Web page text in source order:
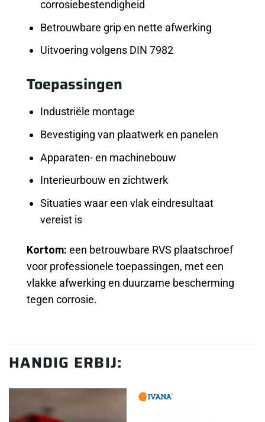
corrosiebestendigheid
Betrouwbare grip en nette afwerking
Uitvoering volgens DIN 7982
Toepassingen
Industriële montage
Bevestiging van plaatwerk en panelen
Apparaten- en machinebouw
Interieurbouw en zichtwerk
Situaties waar een vlak eindresultaat
vereist is
Kortom: een betrouwbare RVS plaatschroef
voor professionele toepassingen, met een
vlakke afwerking en duurzame bescherming
tegen corrosie.
HANDIG ERBIJ: